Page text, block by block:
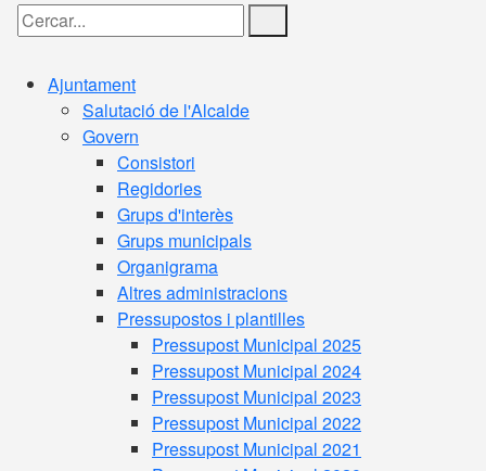
Cercar:
Ajuntament
Salutació de l'Alcalde
Govern
Consistori
Regidories
Grups d'interès
Grups municipals
Organigrama
Altres administracions
Pressupostos i plantilles
Pressupost Municipal 2025
Pressupost Municipal 2024
Pressupost Municipal 2023
Pressupost Municipal 2022
Pressupost Municipal 2021